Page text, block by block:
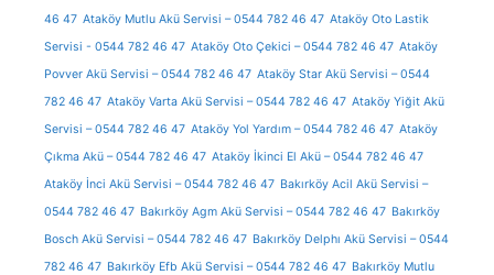
46 47 Ataköy Mutlu Akü Servisi – 0544 782 46 47 Ataköy Oto Lastik
Servisi - 0544 782 46 47 Ataköy Oto Çekici – 0544 782 46 47 Ataköy
Povver Akü Servisi – 0544 782 46 47 Ataköy Star Akü Servisi – 0544
782 46 47 Ataköy Varta Akü Servisi – 0544 782 46 47 Ataköy Yiğit Akü
Servisi – 0544 782 46 47 Ataköy Yol Yardım – 0544 782 46 47 Ataköy
Çıkma Akü – 0544 782 46 47 Ataköy İkinci El Akü – 0544 782 46 47
Ataköy İnci Akü Servisi – 0544 782 46 47 Bakırköy Acil Akü Servisi –
0544 782 46 47 Bakırköy Agm Akü Servisi – 0544 782 46 47 Bakırköy
Bosch Akü Servisi – 0544 782 46 47 Bakırköy Delphı Akü Servisi – 0544
782 46 47 Bakırköy Efb Akü Servisi – 0544 782 46 47 Bakırköy Mutlu